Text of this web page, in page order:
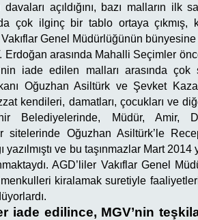
açıldığını, bazı malların ilk
çok ilginç bir tablo ortaya çıkmış,
Genel Müdürlüğünün bünyesine
Erdoğan arasında Mahalli Seçimler
iade edilen malları arasında çok
Oğuzhan Asiltürk ve Şevket
kendileri, damatları, çocukları ve
Belediyelerinde, Müdür, Amir,
sitelerinde Oğuzhan Asiltürk’le
yazılmıştı ve bu taşınmazlar Mart
AGD’liler Vakıflar Genel
kiralamak suretiyle
iade edilince, MGV’nin